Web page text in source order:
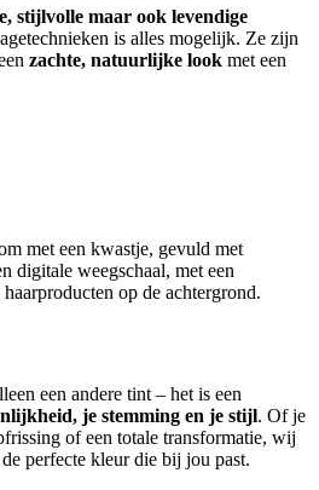
stijlvolle maar ook levendige
is alles mogelijk. Ze zijn
zachte, natuurlijke look met een
een andere tint – het is een
je stemming en je stijl. Of je
of een totale transformatie, wij
perfecte kleur die bij jou past.